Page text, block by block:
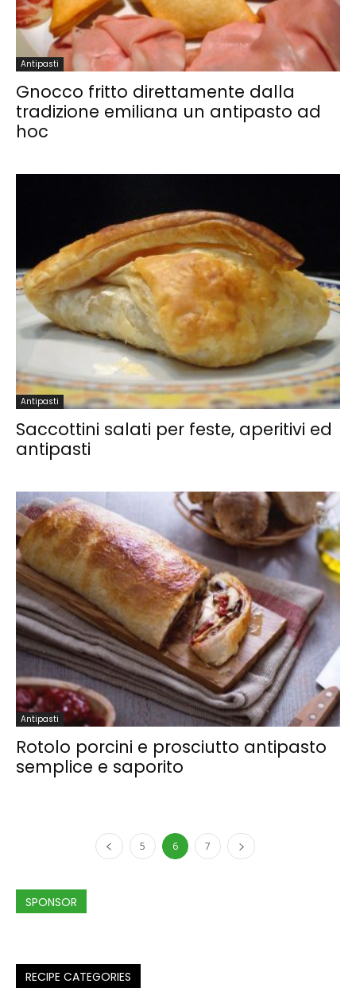
Antipasti
Gnocco fritto direttamente dalla
tradizione emiliana un antipasto ad
hoc
Antipasti
Saccottini salati per feste, aperitivi ed
antipasti
Antipasti
Rotolo porcini e prosciutto antipasto
semplice e saporito
5 6 7
SPONSOR
RECIPE CATEGORIES